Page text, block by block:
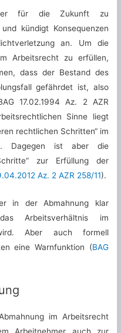
für die Zukunft zu
kündigt Konsequenzen
an. Um die
Arbeitsrecht zu erfüllen,
dass der Bestand des
gefährdet ist, also
17.02.1994 Az. 2 AZR
Sinne liegt
rechtlichen Schritten“ im
Dagegen ist aber die
zur Erfüllung der
Az. 2 AZR 258/11).
in der Abmahnung klar
Arbeitsverhältnis im
Aber auch formell
eine Warnfunktion (BAG
im Arbeitsrecht
Arbeitnehmer auch zur